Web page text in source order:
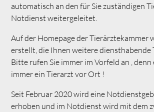
automatisch an den für Sie zuständigen
Notdienst weitergeleitet.
Auf der Homepage der Tierärztekammer
erstellt, die Ihnen weitere diensthabende
Bitte rufen Sie immer im Vorfeld an , denn
immer ein Tierarzt vor Ort !
Seit Februar 2020 wird eine
erhoben und im Notdienst wird mit dem